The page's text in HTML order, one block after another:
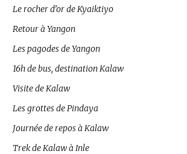
Le rocher d’or de Kyaiktiyo
Retour à Yangon
Les pagodes de Yangon
16h de bus, destination Kalaw
Visite de Kalaw
Les grottes de Pindaya
Journée de repos à Kalaw
Trek de Kalaw à Inle